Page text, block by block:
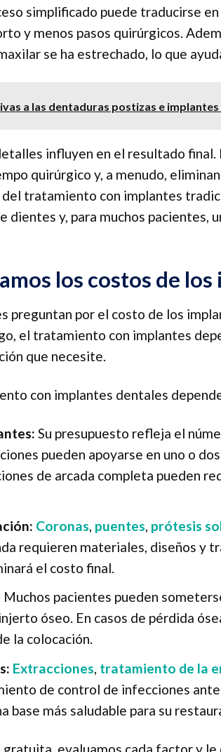
simplificado puede traducirse
y menos pasos quirúrgicos.
se ha estrechado, lo que
a las dentaduras postizas e
influyen en el resultado
quirúrgico y, a menudo,
tratamiento con implantes
dientes y, para muchos pacientes,
los costos de
preguntan por el costo de los
el tratamiento con implantes
que necesite.
con implantes dentales
Su presupuesto refleja el
pueden apoyarse en uno o
de arcada completa pueden
Coronas, puentes, prótesis
requieren materiales, diseños y
el costo final.
Muchos pacientes pueden
óseo. En casos de pérdida
la colocación.
Extracciones, tratamiento de la
de control de infecciones
base más saludable para su
evaluamos cada factor y